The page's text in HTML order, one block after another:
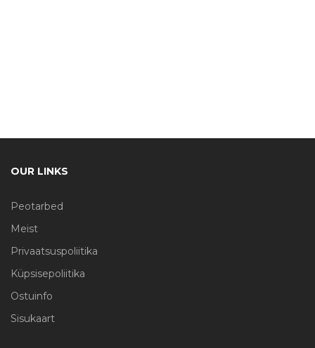
OUR LINKS
Peotarbed
Meist
Privaatsuspoliitika
Küpsisepoliitika
Ostuinfo
Sisukaart